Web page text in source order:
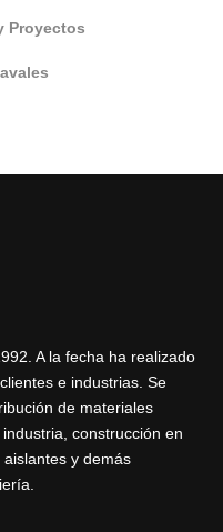
Proyectos
A la fecha ha realizado
e industrias. Se
de materiales
construcción en
y demás